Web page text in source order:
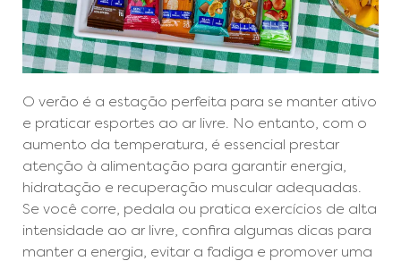
O verão é a estação perfeita para se manter ativo
e praticar esportes ao ar livre. No entanto, com o
aumento da temperatura, é essencial prestar
atenção à alimentação para garantir energia,
hidratação e recuperação muscular adequadas.
Se você corre, pedala ou pratica exercícios de alta
intensidade ao ar livre, confira algumas dicas para
manter a energia, evitar a fadiga e promover uma